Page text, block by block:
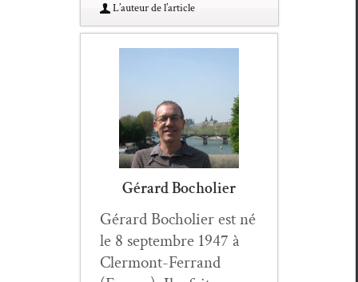
L’au­teur de l’article
Gérard Bocholier
Gérard Bocholi­er est né
le 8 sep­tem­bre 1947 à
Cler­mont-Fer­rand